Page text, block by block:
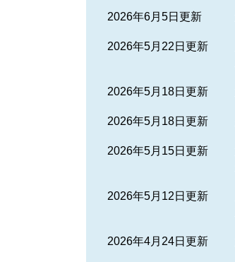
2026年6月5日更新
2026年5月22日更新
2026年5月18日更新
2026年5月18日更新
2026年5月15日更新
2026年5月12日更新
2026年4月24日更新